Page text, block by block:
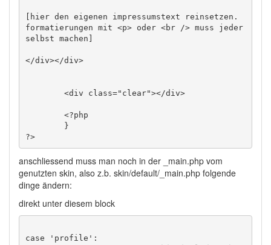
[hier den eigenen impressumstext reinsetzen.
formatierungen mit <p> oder <br /> muss jeder
selbst machen]
</div></div>
?>
anschliessend muss man noch in der _main.php vom
genutzten skin, also z.b. skin/default/_main.php folgende
dinge ändern:
direkt unter diesem block
case 'profile':